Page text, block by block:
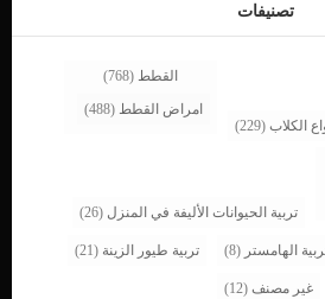
تصنيفات
الكلاب (229)
القطط (768)
امراض القطط (488)
تربية الحيوانات الأليفة في المنزل (26)
الهامستر (8) تربية طيور الزينة (21)
غير مصنف (12)